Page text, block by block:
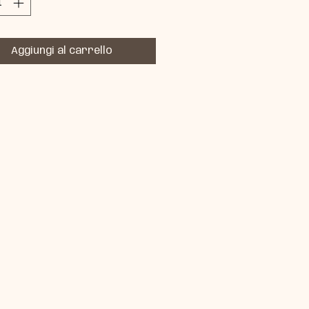
Aggiungi al carrello